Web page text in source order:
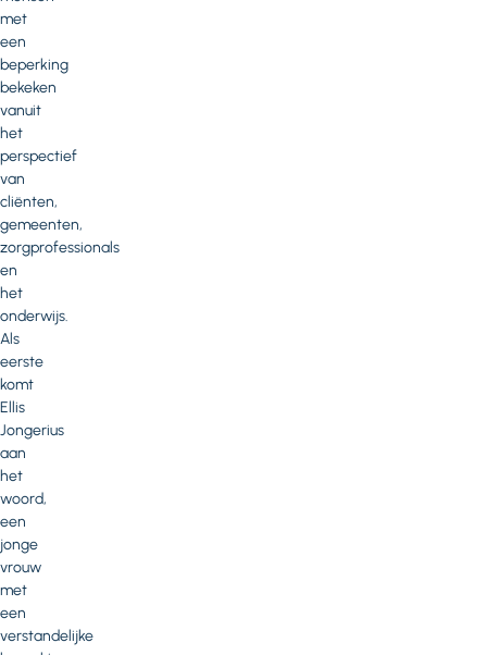
met
een
beperking
bekeken
vanuit
het
perspectief
van
cliënten,
gemeenten,
zorgprofessionals
en
het
onderwijs.
Als
eerste
komt
Ellis
Jongerius
aan
het
woord,
een
jonge
vrouw
met
een
verstandelijke